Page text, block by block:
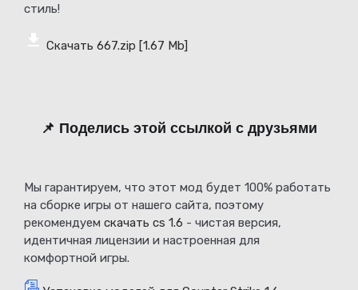
стиль!
Скачать 667.zip [1.67 Mb]
📌 Поделись этой ссылкой с друзьями
Мы гарантируем, что этот мод будет 100% работать
на сборке игры от нашего сайта, поэтому
рекомендуем скачать cs 1.6 - чистая версия,
идентичная лицензии и настроенная для
комфортной игры.